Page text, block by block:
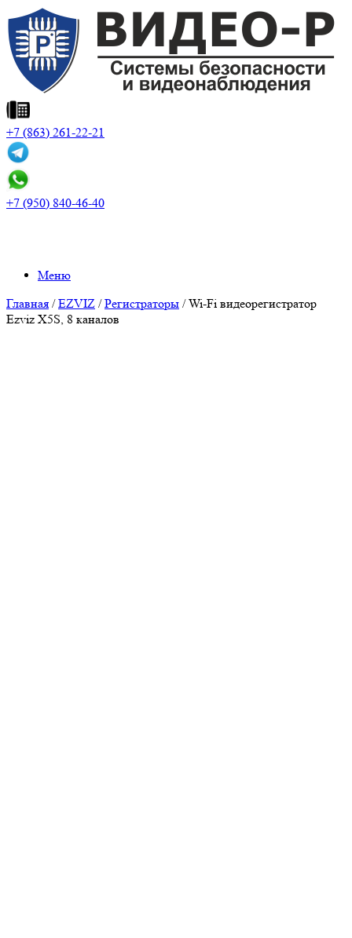
+7 (863) 261-22-21
+7 (950) 840-46-40
Меню
Главная /EZVIZ /Регистраторы / Wi-Fi видеорегистратор
Ezviz X5S, 8 каналов